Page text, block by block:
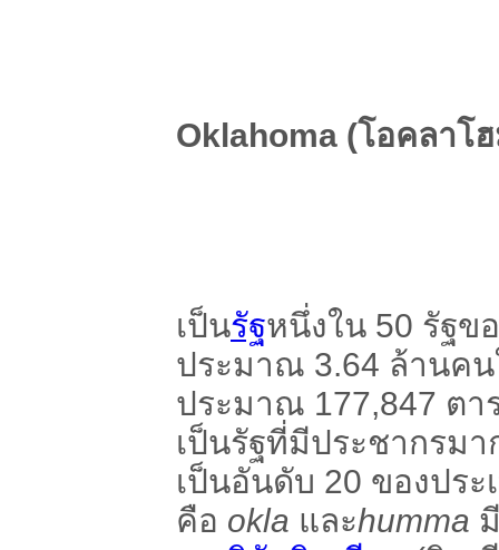
Oklahoma (โอคลาโ
เป็นรัฐหนึ่งใน 50 รัฐข
ประมาณ 3.64 ล้านค
ประมาณ 177,847 ตา
เป็นรัฐที่มีประชากรม
เป็นอันดับ 20 ของปร
คือ okla และhumma